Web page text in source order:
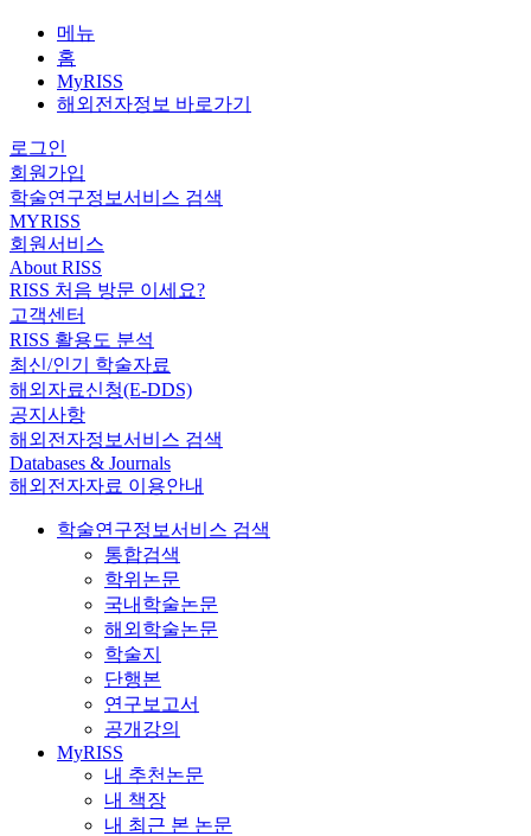
메뉴
홈
MyRISS
해외전자정보 바로가기
로그인
회원가입
학술연구정보서비스 검색
MYRISS
회원서비스
About RISS
RISS 처음 방문 이세요?
고객센터
RISS 활용도 분석
최신/인기 학술자료
해외자료신청(E-DDS)
공지사항
해외전자정보서비스 검색
Databases & Journals
해외전자자료 이용안내
학술연구정보서비스 검색
통합검색
학위논문
국내학술논문
해외학술논문
학술지
단행본
연구보고서
공개강의
MyRISS
내 추천논문
내 책장
내 최근 본 논문